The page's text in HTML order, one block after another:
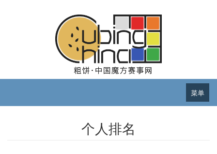
菜单
个人排名